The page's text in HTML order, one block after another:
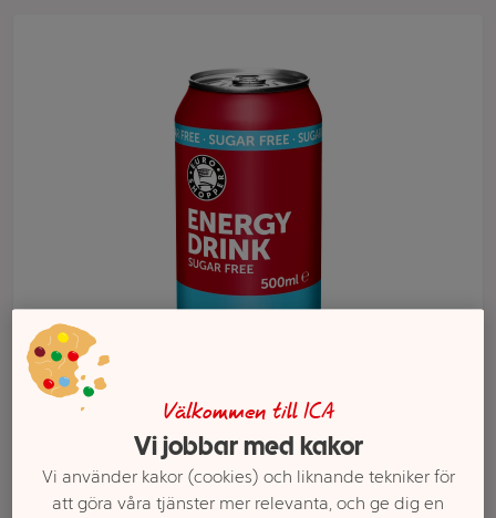
Välj butik och handla
Välkommen till ICA
Vi jobbar med kakor
Vi använder kakor (cookies) och liknande tekniker för
att göra våra tjänster mer relevanta, och ge dig en